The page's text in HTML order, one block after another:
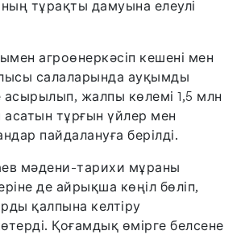
тұрақты дамуына елеулі
агроөнеркәсіп кешені мен
салаларында ауқымды
жалпы көлемі 1,5 млн
тұрғын үйлер мен
пайдалануға берілді.
мәдени-тарихи мұраны
де айрықша көңіл бөліп,
қалпына келтіру
Қоғамдық өмірге белсене